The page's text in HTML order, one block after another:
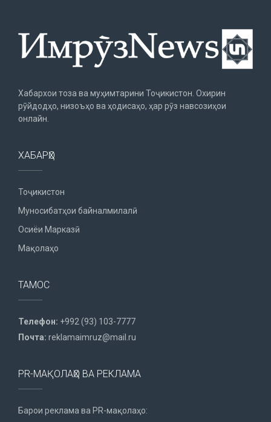
Хабархои тоза ва муҳимтарини Тоҷикистон. Охирин
рӯйдодҳо, низоъҳо ва ҳодисаҳо, ҳар рӯз навсозиҳои
онлайн.
ХАБАРҲО
Тоҷикистон
Муносибатҳои байналмилалӣ
Осиёи Марказӣ
Мақолаҳо
ТАМОС
Телефон: +992 (93) 103-7777
Почта: reklamaimruz@mail.ru
PR-МАҚОЛАҲО ВА РЕКЛАМА
Барои реклама ва PR-мақолаҳо: